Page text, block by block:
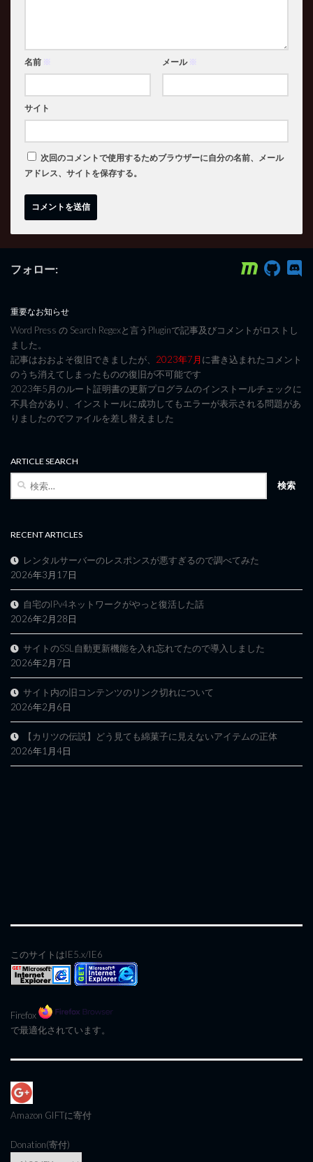
名前 ※ メール ※
サイト
次回のコメントで使用するためブラウザーに自分の名前、メール
アドレス、サイトを保存する。
フォロー:
重要なお知らせ
Word Press の Search Regexと言うPluginで記事及びコメントがロストし
ました。
記事はおおよそ復旧できましたが、 2023年7月に書き込まれたコメント
のうち消えてしまったものの復旧が不可能です
2023年5月のルート証明書の更新プログラムのインストールチェックに
不具合があり、インストールに成功してもエラーが表示される問題があ
りましたのでファイルを差し替えました
ARTICLE SEARCH
RECENT ARTICLES
レンタルサーバーのレスポンスが悪すぎるので調べてみた
2026年3月17日
自宅のIPv4ネットワークがやっと復活した話
2026年2月28日
サイトのSSL自動更新機能を入れ忘れてたので導入しました
2026年2月7日
サイト内の旧コンテンツのリンク切れについて
2026年2月6日
【カリツの伝説】どう見ても綿菓子に見えないアイテムの正体
2026年1月4日
このサイトはIE5.x/IE6
Firefox
で最適化されています。
Amazon GIFTに寄付
Donation(寄付)